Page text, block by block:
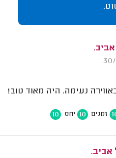
נעימה. היה מאוד טוב!
זמנים 10 יחס 10
אביב.